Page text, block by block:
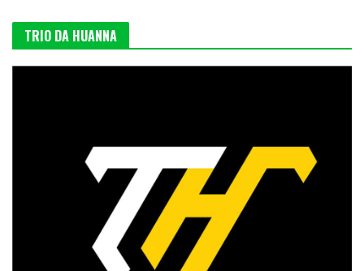
TRIO DA HUANNA